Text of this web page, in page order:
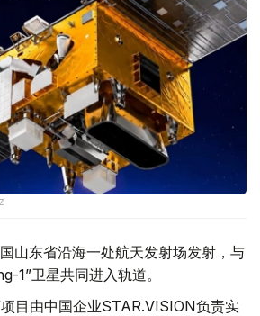
山东省沿海一处航天发射场发射，与
1”卫星共同进入轨道。
目由中国企业STAR.VISION负责实